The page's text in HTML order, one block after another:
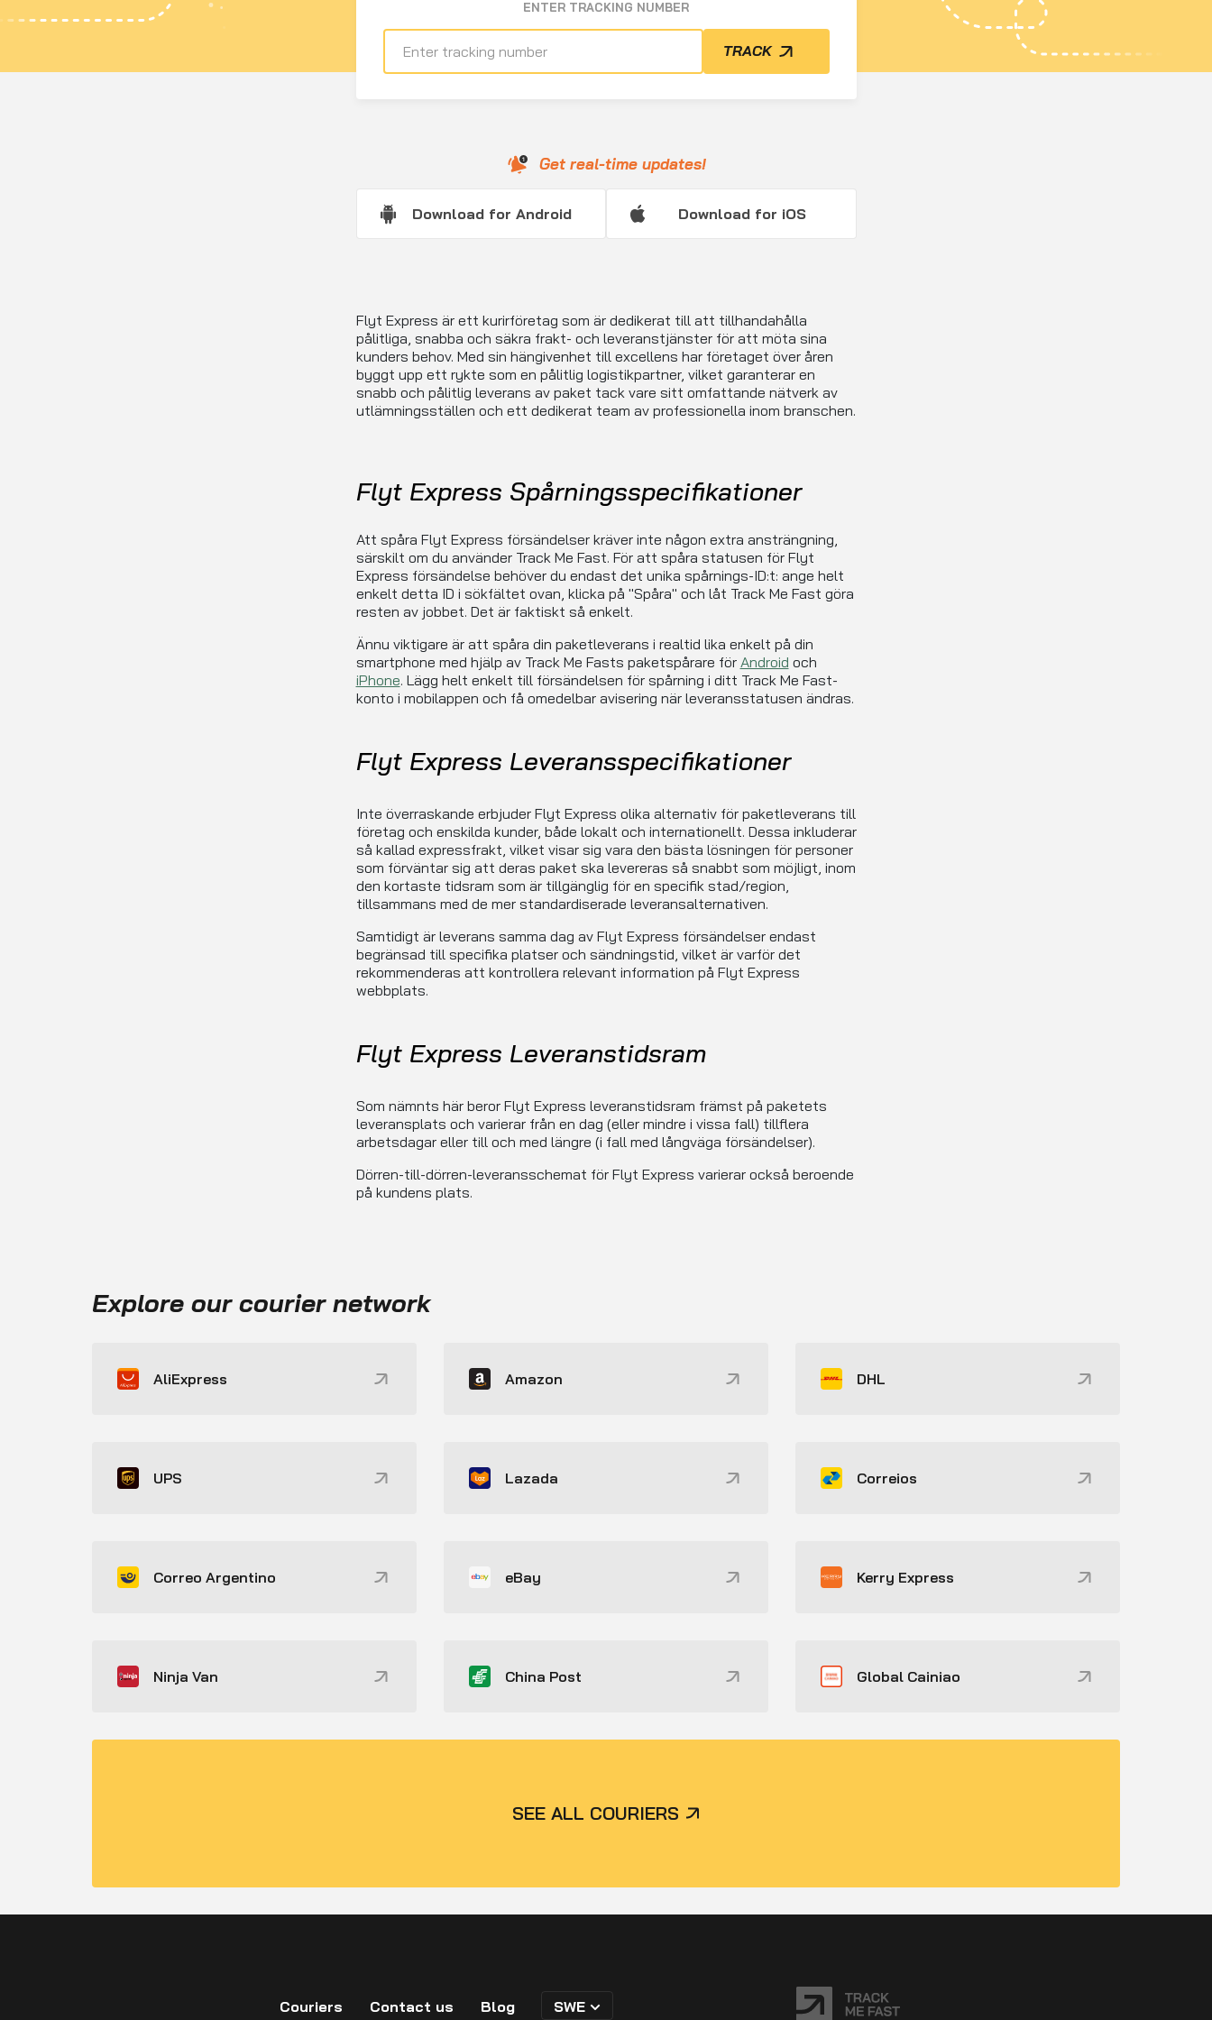
ENTER TRACKING NUMBER
TRACK
Get real-time updates!
Download for Android Download for iOS
Flyt Express är ett kurirföretag som är dedikerat till att tillhandahålla
pålitliga, snabba och säkra frakt- och leveranstjänster för att möta sina
kunders behov. Med sin hängivenhet till excellens har företaget över åren
byggt upp ett rykte som en pålitlig logistikpartner, vilket garanterar en
snabb och pålitlig leverans av paket tack vare sitt omfattande nätverk av
utlämningsställen och ett dedikerat team av professionella inom branschen.
Flyt Express Spårningsspecifikationer
Att spåra Flyt Express försändelser kräver inte någon extra ansträngning,
särskilt om du använder Track Me Fast. För att spåra statusen för Flyt
Express försändelse behöver du endast det unika spårnings-ID:t: ange helt
enkelt detta ID i sökfältet ovan, klicka på "Spåra" och låt Track Me Fast göra
resten av jobbet. Det är faktiskt så enkelt.
Ännu viktigare är att spåra din paketleverans i realtid lika enkelt på din
smartphone med hjälp av Track Me Fasts paketspårare för Android och
iPhone. Lägg helt enkelt till försändelsen för spårning i ditt Track Me Fast-
konto i mobilappen och få omedelbar avisering när leveransstatusen ändras.
Flyt Express Leveransspecifikationer
Inte överraskande erbjuder Flyt Express olika alternativ för paketleverans till
företag och enskilda kunder, både lokalt och internationellt. Dessa inkluderar
så kallad expressfrakt, vilket visar sig vara den bästa lösningen för personer
som förväntar sig att deras paket ska levereras så snabbt som möjligt, inom
den kortaste tidsram som är tillgänglig för en specifik stad/region,
tillsammans med de mer standardiserade leveransalternativen.
Samtidigt är leverans samma dag av Flyt Express försändelser endast
begränsad till specifika platser och sändningstid, vilket är varför det
rekommenderas att kontrollera relevant information på Flyt Express
webbplats.
Flyt Express Leveranstidsram
Som nämnts här beror Flyt Express leveranstidsram främst på paketets
leveransplats och varierar från en dag (eller mindre i vissa fall) tillflera
arbetsdagar eller till och med längre (i fall med långväga försändelser).
Dörren-till-dörren-leveransschemat för Flyt Express varierar också beroende
på kundens plats.
Explore our courier network
AliExpress Amazon DHL
UPS Lazada Correios
Correo Argentino eBay Kerry Express
Ninja Van China Post Global Cainiao
SEE ALL COURIERS
Couriers Contact us Blog SWE